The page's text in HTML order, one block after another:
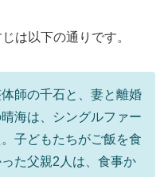
は以下の通りです。
師の千石と、妻と離婚
海は、シングルファー
子どもたちがご飯を食
た父親2人は、食事か